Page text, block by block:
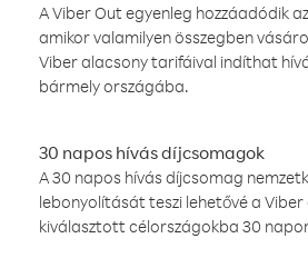
A Viber Out egyenleg hozzáadódik
amikor valamilyen összegben
Viber alacsony tarifáival indíthat
bármely országába.
30 napos hívás díjcsomagok
A 30 napos hívás díjcsomag
lebonyolítását teszi lehetővé a
kiválasztott célországokba 30